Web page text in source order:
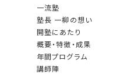
一流塾
塾長 一柳の想い
開塾にあたり
概要・特徴・成果
年間プログラム
講師陣
開催レポート